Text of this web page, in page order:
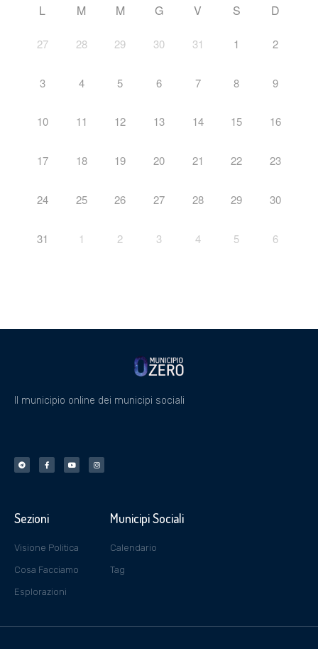
L M M G V S D
27 28 29 30 31 1 2
3 4 5 6 7 8 9
10 11 12 13 14 15 16
17 18 19 20 21 22 23
24 25 26 27 28 29 30
31 1 2 3 4 5 6
Il municipio online dei municipi sociali
Sezioni
Visione Politica
Cosa Facciamo
Esplorazioni
Municipi Sociali
Calendario
Tag